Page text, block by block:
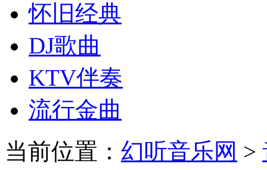
怀旧经典
DJ歌曲
KTV伴奏
流行金曲
当前位置： 幻听音乐网 >